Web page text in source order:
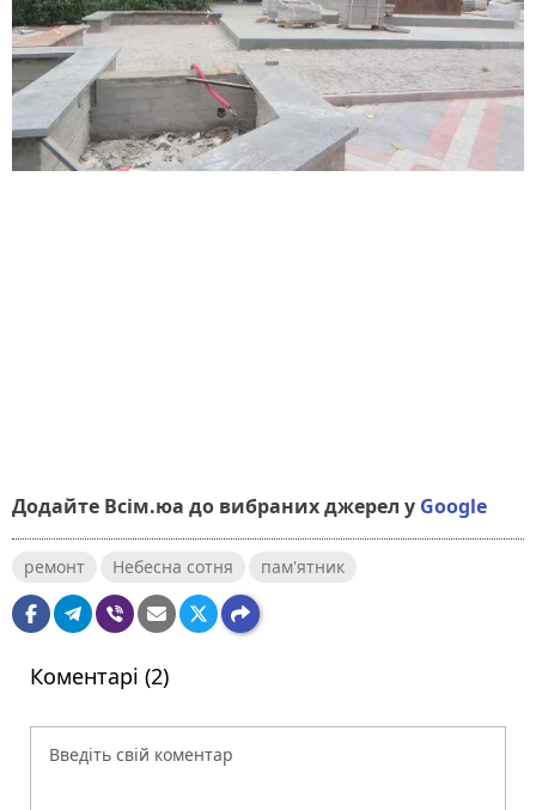
Додайте Всім.юа до вибраних джерел у Google
ремонт Небесна сотня пам'ятник
Коментарі (2)